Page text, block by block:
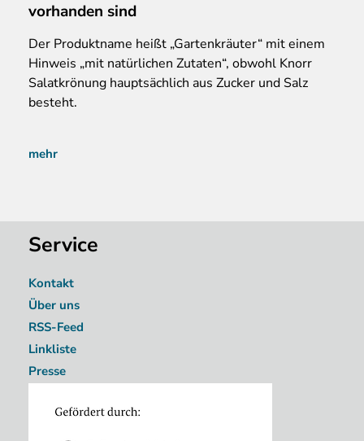
vorhanden sind
Der Produktname heißt „Gartenkräuter“ mit einem
Hinweis „mit natürlichen Zutaten“, obwohl Knorr
Salatkrönung hauptsächlich aus Zucker und Salz
besteht.
mehr
Service
Kontakt
Über uns
RSS-Feed
Linkliste
Presse